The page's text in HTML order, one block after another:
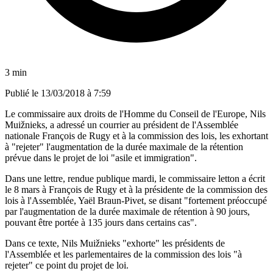
3 min
Publié le 13/03/2018 à 7:59
Le commissaire aux droits de l'Homme du Conseil de l'Europe, Nils
Muižnieks, a adressé un courrier au président de l'Assemblée
nationale François de Rugy et à la commission des lois, les exhortant
à "rejeter" l'augmentation de la durée maximale de la rétention
prévue dans le projet de loi "asile et immigration".
Dans une lettre, rendue publique mardi, le commissaire letton a écrit
le 8 mars à François de Rugy et à la présidente de la commission des
lois à l'Assemblée, Yaël Braun-Pivet, se disant "fortement préoccupé
par l'augmentation de la durée maximale de rétention à 90 jours,
pouvant être portée à 135 jours dans certains cas".
Dans ce texte, Nils Muižnieks "exhorte" les présidents de
l'Assemblée et les parlementaires de la commission des lois "à
rejeter" ce point du projet de loi.